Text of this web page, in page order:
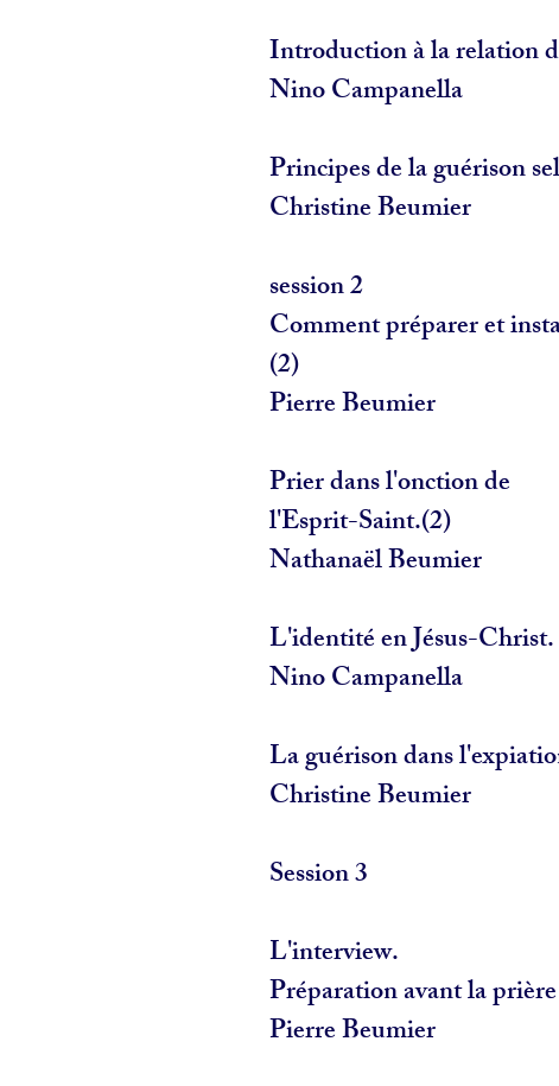
Introduction à la relation
Nino Campanella
Principes de la guérison
Christine Beumier
session 2
Comment préparer et
(2)
Pierre Beumier
Prier dans l'onction de
l'Esprit-Saint.(2)
Nathanaël Beumier
L'identité en Jésus-Christ.
Nino Campanella
La guérison dans
Christine Beumier
Session 3
L'interview.
Préparation avant la prière
Pierre Beumier